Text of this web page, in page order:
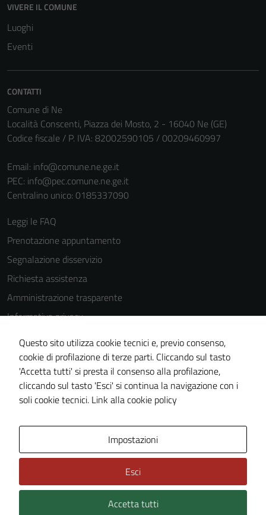
VIVERE IL COMUNE
Luoghi
Eventi
CONTATTI
Comune di Ne
Località Conscenti, Piazza dei Mosto, 2 - 16040 Ne (GE)
Codice fiscale / P. IVA: 82002590105 / 00209460997
Email: info@comune.ne.ge.it
PEC: info@pec.comune.ne.ge.it
Centralino unico: 0185337090
Leggi le FAQ
Prenotazione appuntamento
Segnalazione disservizio
Richiesta assistenza
Amministrazione trasparente
Informativa privacy
Cookie Policy
Note legali
Dichiarazione di accessibilità
Piano di miglioramento del sito
Technical Design s.r.l.
Questo sito utilizza cookie tecnici e, previo consenso,
cookie di profilazione di terze parti. Cliccando sul tasto
'Accetta tutti' si presta il consenso alla profilazione,
cliccando sul tasto 'Esci' si continua la navigazione con i
soli cookie tecnici. Link alla cookie policy
Impostazioni
Esci
Accetta tutti
Tecnici